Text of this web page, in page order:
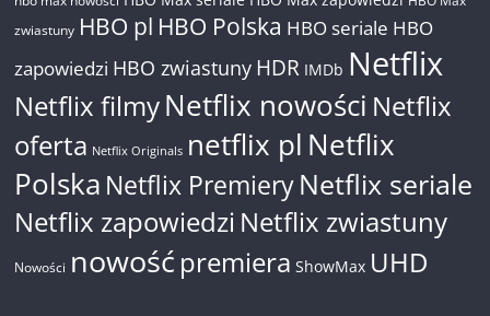
zwiastuny HBO pl HBO Polska HBO seriale HBO
zapowiedzi HBO zwiastuny HDR IMDb Netflix
Netflix filmyNetflix nowości Netflix
oferta Netflix Originals netflix pl Netflix
Polska Netflix PremieryNetflix seriale
Netflix zapowiedzi Netflix zwiastuny
Nowości nowość premiera ShowMax UHD